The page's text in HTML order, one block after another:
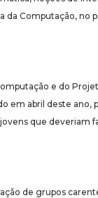
da Computação, no
e do
em abril deste ano,
que deveriam
de grupos